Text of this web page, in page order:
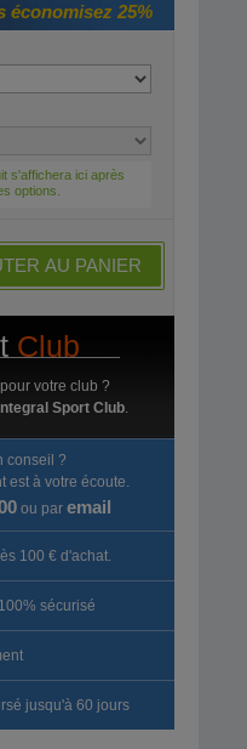
économisez 25%
s'affichera ici après
options.
AU PANIER
Club
votre club ?
Integral Sport Club.
conseil ?
est à votre écoute.
ou par email
100 € d'achat.
sécurisé
jusqu'à 60 jours